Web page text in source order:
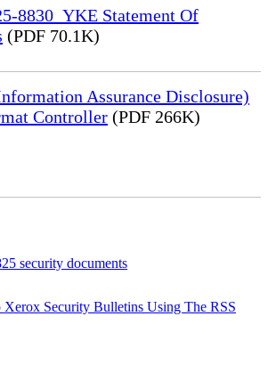
8830_YKE Statement Of
(PDF 70.1K)
Assurance Disclosure)
Controller (PDF 266K)
security documents
Security Bulletins Using The RSS